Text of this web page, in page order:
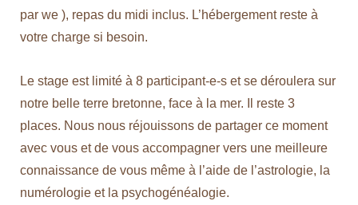
par we ), repas du midi inclus. L’hébergement reste à
votre charge si besoin.
Le stage est limité à 8 participant-e-s et se déroulera sur
notre belle terre bretonne, face à la mer. Il reste 3
places. Nous nous réjouissons de partager ce moment
avec vous et de vous accompagner vers une meilleure
connaissance de vous même à l’aide de l’astrologie, la
numérologie et la psychogénéalogie.